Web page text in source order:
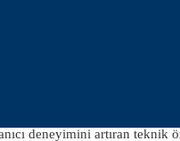
deneyimini artıran